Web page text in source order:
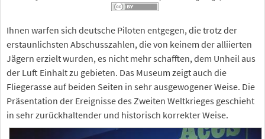
Ihnen warfen sich deutsche Piloten entgegen, die trotz der
erstaunlichsten Abschusszahlen, die von keinem der alliierten
Jägern erzielt wurden, es nicht mehr schafften, dem Unheil aus
der Luft Einhalt zu gebieten. Das Museum zeigt auch die
Fliegerasse auf beiden Seiten in sehr ausgewogener Weise. Die
Präsentation der Ereignisse des Zweiten Weltkrieges geschieht
in sehr zurückhaltender und historisch korrekter Weise.